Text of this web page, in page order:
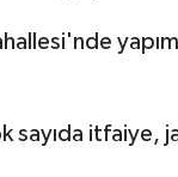
sayıda itfaiye,